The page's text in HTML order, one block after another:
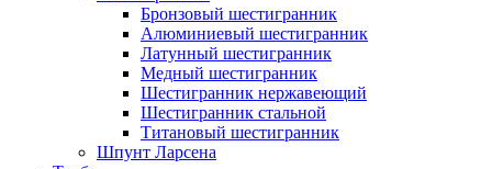
Бронзовый шестигранник
Алюминиевый шестигранник
Латунный шестигранник
Медный шестигранник
Шестигранник нержавеющий
Шестигранник стальной
Титановый шестигранник
Шпунт Ларсена